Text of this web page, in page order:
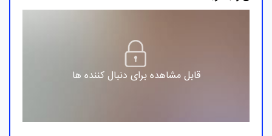
قابل مشاهده برای دنبال کننده ها